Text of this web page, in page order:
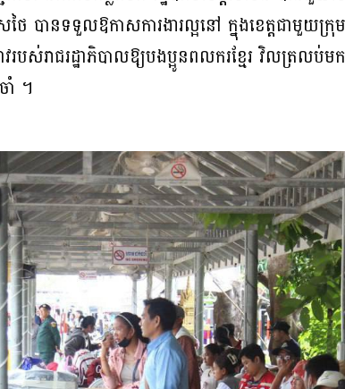
ៃ បានទទួលឱកាសការងារល្អនៅ ក្នុងខេត្តជាមួ
បស់រាជរដ្ឋាភិបាលឱ្យបងប្អូនពលករខ្មែរ វិលត្រលប់មក
ាំ ។